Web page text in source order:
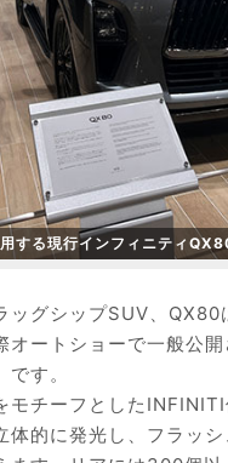
する現行インフィニティ
ッグシップSUV、
オートショーで一般公
す。
モチーフとした
体的に発光し、フラッ